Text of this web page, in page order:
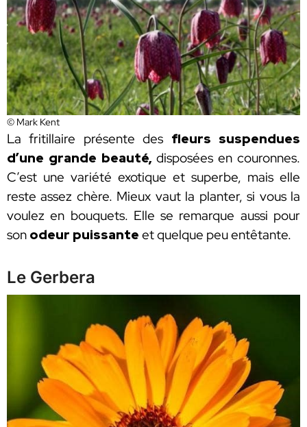
© Mark Kent
La fritillaire présente des fleurs suspendues
d’une grande beauté,disposées en couronnes.
C’est une variété exotique et superbe, mais elle
reste assez chère. Mieux vaut la planter, si vous la
voulez en bouquets. Elle se remarque aussi pour
son odeur puissante et quelque peu entêtante.
Le Gerbera